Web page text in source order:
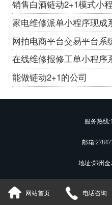
销售白酒链动2+1模式小
家电维修派单小程序现成
网拍电商平台交易平台系
在线维修报修工单小程序
能做链动2+1的公司
服务热线:
邮箱
地址:郑州金
网站首页 电话咨询